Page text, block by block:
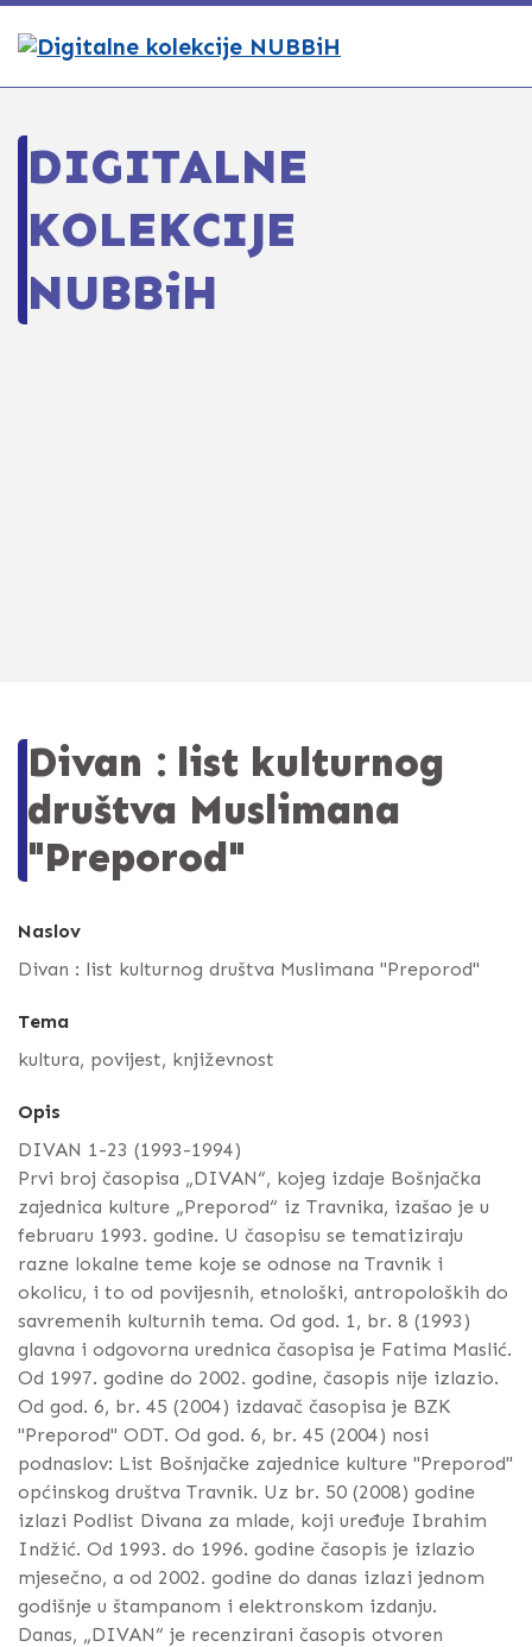
DIGITALNE
KOLEKCIJE
NUBBiH
Divan : list kulturnog
društva Muslimana
"Preporod"
Naslov
Divan : list kulturnog društva Muslimana "Preporod"
Tema
kultura, povijest, književnost
Opis
DIVAN 1-23 (1993-1994)
Prvi broj časopisa „DIVAN“, kojeg izdaje Bošnjačka
zajednica kulture „Preporod“ iz Travnika, izašao je u
februaru 1993. godine. U časopisu se tematiziraju
razne lokalne teme koje se odnose na Travnik i
okolicu, i to od povijesnih, etnološki, antropoloških do
savremenih kulturnih tema. Od god. 1, br. 8 (1993)
glavna i odgovorna urednica časopisa je Fatima Maslić.
Od 1997. godine do 2002. godine, časopis nije izlazio.
Od god. 6, br. 45 (2004) izdavač časopisa je BZK
"Preporod" ODT. Od god. 6, br. 45 (2004) nosi
podnaslov: List Bošnjačke zajednice kulture "Preporod"
općinskog društva Travnik. Uz br. 50 (2008) godine
izlazi Podlist Divana za mlade, koji uređuje Ibrahim
Indžić. Od 1993. do 1996. godine časopis je izlazio
mjesečno, a od 2002. godine do danas izlazi jednom
godišnje u štampanom i elektronskom izdanju.
Danas, „DIVAN“ je recenzirani časopis otvoren